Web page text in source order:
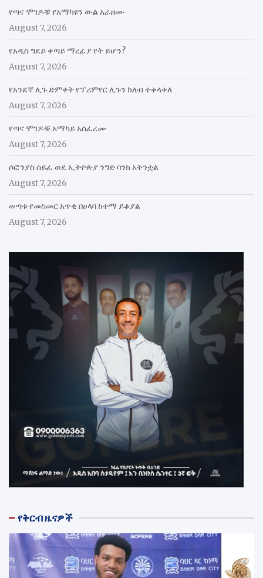
የጣና ሞገዶቹ የአማካዩን ውል አራዘሙ
August 7, 2026
የአዲስ ግደይ ቀጣይ ማረፊያ የት ይሆን?
August 7, 2026
የአንደኛ ሊጉ ድምቀት የፕሪምየር ሊጉን ክለብ ተቀላቀለ
August 7, 2026
የጣና ሞገዶቹ አማካይ አስፈረሙ
August 7, 2026
ሶፎንያስ ሰይፈ ወደ ኢትዮጵያ ንግድ ባንክ አቅንቷል
August 7, 2026
ወጣቱ የመስመር አጥቂ በሀላባ ከተማ ይቆያል
August 7, 2026
የቅርብ ዜናዎች